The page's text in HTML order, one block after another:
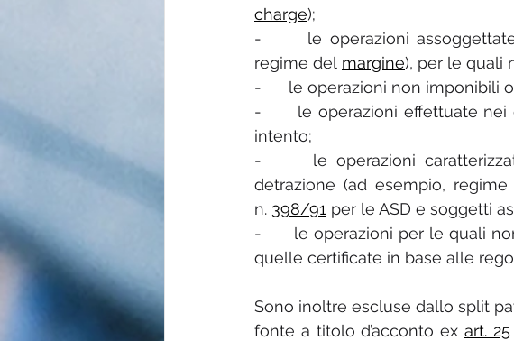
charge);
-      le operazioni
regime del margine), per le quali
-      le operazioni non imponibili
-      le operazioni effettuate
intento;
-      le operazioni
detrazione (ad esempio,
n. 398/91 per le ASD e soggetti
-      le operazioni per le quali
quelle certificate in base alle
Sono inoltre escluse dallo split
fonte a titolo d’acconto ex art. 25